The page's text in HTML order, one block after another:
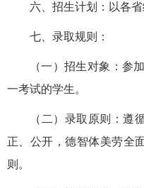
六、招生计划：以各
七、录取规则：
（一）招生对象：参
一考试的学生。
（二）录取原则：遵
正、公开，德智体美劳全
则。